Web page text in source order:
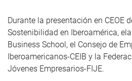
Durante la presentación en CEOE
Sostenibilidad en Iberoamérica,
Business School, el Consejo de
Iberoamericanos-CEIB y la
Jóvenes Empresarios-FIJE.